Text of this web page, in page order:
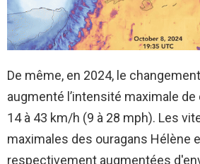
De même, en 2024, le
augmenté l’intensité maximale de
14 à 43 km/h (9 à 28 mph). Les
maximales des ouragans Hélène
respectivement augmentées